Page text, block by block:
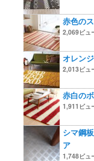
赤色の
2,069ビュ
オレン
2,013ビュ
赤白の
1,911ビュ
シマ鋼
ア
1,748ビュ